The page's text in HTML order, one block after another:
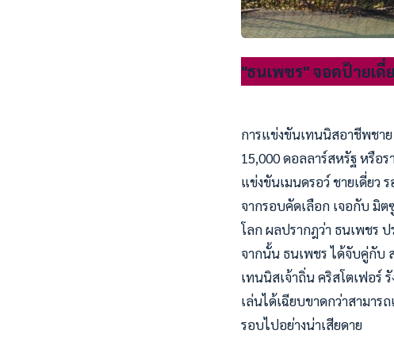
"ธนเพชร" จอดป้ายเ
การแข่งขันเทนนิสอาชีพชาย
15,000 ดอลลาร์สหรัฐ หรือ
แข่งขันเมนดรอว์ ชายเดี่ยว
จากรอบคัดเลือก เจอกับ มิ
โลก ผลปรากฎว่า ธนเพชร
จากนั้น ธนเพชร ได้จับคู่กับ
เทนนิสเจ้าถิ่น คริสโตเฟอร์
เล่นได้เฉียบขาดกว่าสามา
รอบไปอย่างน่าเสียดาย